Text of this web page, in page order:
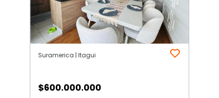
Suramerica | Itagui
$600.000.000